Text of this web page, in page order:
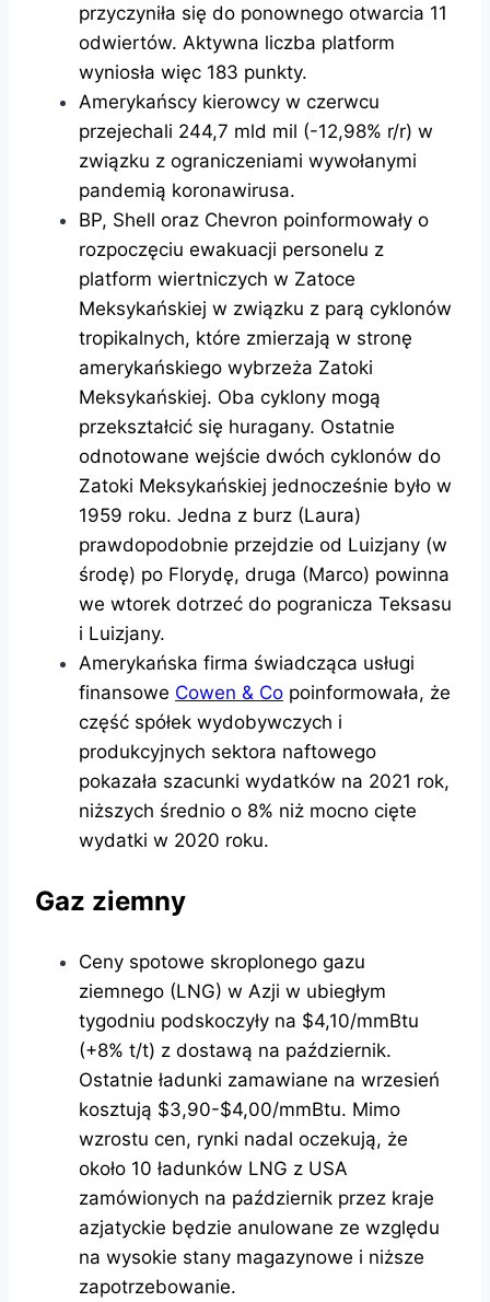
przyczyniła się do ponownego otwarcia 11
odwiertów. Aktywna liczba platform
wyniosła więc 183 punkty.
Amerykańscy kierowcy w czerwcu
przejechali 244,7 mld mil (-12,98% r/r) w
związku z ograniczeniami wywołanymi
pandemią koronawirusa.
BP, Shell oraz Chevron poinformowały o
rozpoczęciu ewakuacji personelu z
platform wiertniczych w Zatoce
Meksykańskiej w związku z parą cyklonów
tropikalnych, które zmierzają w stronę
amerykańskiego wybrzeża Zatoki
Meksykańskiej. Oba cyklony mogą
przekształcić się huragany. Ostatnie
odnotowane wejście dwóch cyklonów do
Zatoki Meksykańskiej jednocześnie było w
1959 roku. Jedna z burz (Laura)
prawdopodobnie przejdzie od Luizjany (w
środę) po Florydę, druga (Marco) powinna
we wtorek dotrzeć do pogranicza Teksasu
i Luizjany.
Amerykańska firma świadcząca usługi
finansowe Cowen & Co poinformowała, że
część spółek wydobywczych i
produkcyjnych sektora naftowego
pokazała szacunki wydatków na 2021 rok,
niższych średnio o 8% niż mocno cięte
wydatki w 2020 roku.
Gaz ziemny
Ceny spotowe skroplonego gazu
ziemnego (LNG) w Azji w ubiegłym
tygodniu podskoczyły na $4,10/mmBtu
(+8% t/t) z dostawą na październik.
Ostatnie ładunki zamawiane na wrzesień
kosztują $3,90-$4,00/mmBtu. Mimo
wzrostu cen, rynki nadal oczekują, że
około 10 ładunków LNG z USA
zamówionych na październik przez kraje
azjatyckie będzie anulowane ze względu
na wysokie stany magazynowe i niższe
zapotrzebowanie.